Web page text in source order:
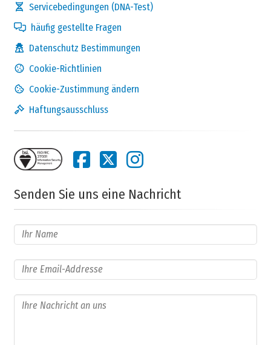
Servicebedingungen (DNA-Test)
häufig gestellte Fragen
Datenschutz Bestimmungen
Cookie-Richtlinien
Cookie-Zustimmung ändern
Haftungsausschluss
Senden Sie uns eine Nachricht